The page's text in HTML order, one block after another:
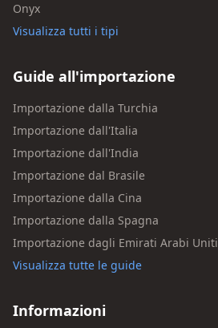
Onyx
Visualizza tutti i tipi
Guide all'importazione
Importazione dalla Turchia
Importazione dall'Italia
Importazione dall'India
Importazione dal Brasile
Importazione dalla Cina
Importazione dalla Spagna
Importazione dagli Emirati Arabi Uniti
Visualizza tutte le guide
Informazioni